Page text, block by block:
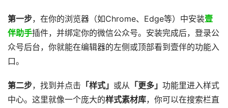
第一步，在你的浏览器（如Chrome、Edge等）中安装壹
伴助手插件，并绑定你的微信公众号。安装完成后，登录公
众号后台，你就能在编辑器的左侧或顶部看到壹伴的功能入
口。
第二步，找到并点击 「样式」 或从 「更多」 功能里进入样式
中心。这里就像一个庞大的样式素材库，你可以在搜索栏直